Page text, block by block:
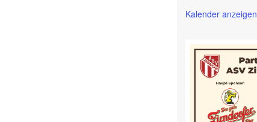
Kalender anzeigen